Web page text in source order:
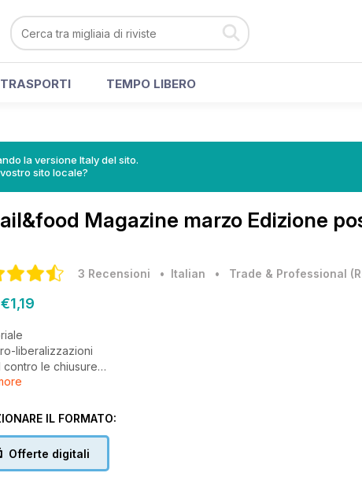
TEMPO LIBERO
la versione Italy del sito.
sito locale?
Magazine marzo Edizione
3 Recensioni • Italian • Trade & Professional (
liberalizzazioni
contro le chiusure
opening
Salewa
di
IL FORMATO:
Offerte digitali